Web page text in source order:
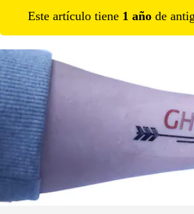
Este artículo tiene 1 año de